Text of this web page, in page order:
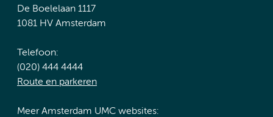
De Boelelaan 1117
1081 HV Amsterdam
Telefoon:
(020) 444 4444
Route en parkeren
Meer Amsterdam UMC websites: